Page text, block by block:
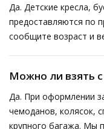
Да. Детские кресла,
предоставляются по
сообщите возраст и
Можно ли взять
Да. При оформлении
чемоданов, колясок,
крупного багажа. Мы